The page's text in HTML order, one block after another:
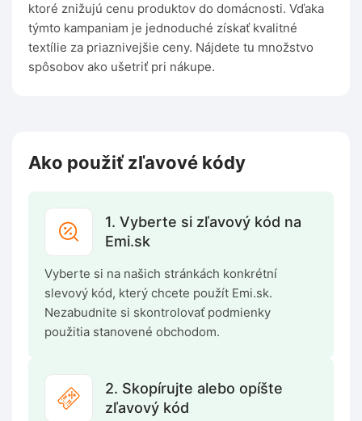
ktoré znižujú cenu produktov do domácnosti. Vďaka
týmto kampaniam je jednoduché získať kvalitné
textílie za priaznivejšie ceny. Nájdete tu množstvo
spôsobov ako ušetriť pri nákupe.
Ako použiť zľavové kódy
1. Vyberte si zľavový kód na
Emi.sk
Vyberte si na našich stránkách konkrétní
slevový kód, který chcete použít Emi.sk.
Nezabudnite si skontrolovať podmienky
použitia stanovené obchodom.
2. Skopírujte alebo opíšte
zľavový kód